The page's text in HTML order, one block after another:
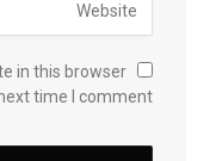
in this browser
time I comment.